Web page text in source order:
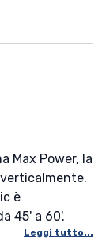
Max Power, la
è
45' a 60'.
hanno reso
Leggi tutto...